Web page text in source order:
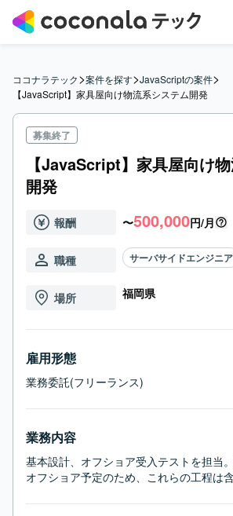
ココナラテック>案件を探す>JavaScriptの案件>
【JavaScript】家具屋向け物流系システム開発
募集終了
【JavaScript】家具屋向け
開発
報酬 〜500,000円/月
職種 サーバサイドエンジニア
場所 福岡県
雇用形態
業務委託(フリーランス)
業務内容
基本設計、オフショア受入テストを担当
オフショア予定のため、これらの工程は含